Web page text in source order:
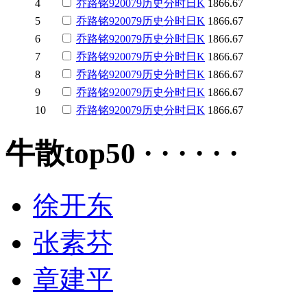
4
乔路铭920079历史分时日K 1866.67
5
乔路铭920079历史分时日K 1866.67
6
乔路铭920079历史分时日K 1866.67
7
乔路铭920079历史分时日K 1866.67
8
乔路铭920079历史分时日K 1866.67
9
乔路铭920079历史分时日K 1866.67
10
乔路铭920079历史分时日K 1866.67
牛散top50 · · · · · ·
徐开东
张素芬
章建平